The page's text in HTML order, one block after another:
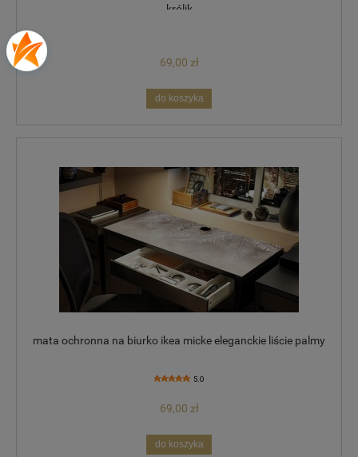
królik
69,00 zł
do koszyka
mata ochronna na biurko ikea micke eleganckie liście palmy
5.0
69,00 zł
do koszyka